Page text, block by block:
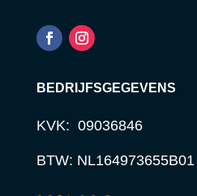
BEDRIJFSGEGEVENS
KVK: 09036846
BTW: NL164973655B01